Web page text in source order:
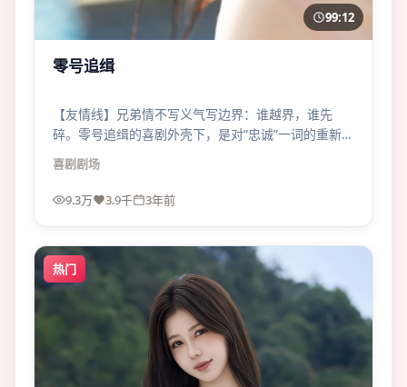
99:12
零号追缉
【友情线】兄弟情不写义气写边界：谁越界，谁先
碎。零号追缉的喜剧外壳下，是对“忠诚”一词的重新拆
解。
喜剧剧场
9.3万 3.9千 3年前
热门